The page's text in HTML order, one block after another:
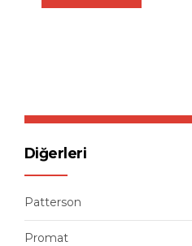
Diğerleri
Patterson
Promat